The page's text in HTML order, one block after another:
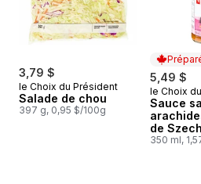
3,79 $
le Choix du Président
Salade de chou
397 g, 0,95 $/100g
5,49 $
Préparé
le Choix
Sauce
de
350 ml,